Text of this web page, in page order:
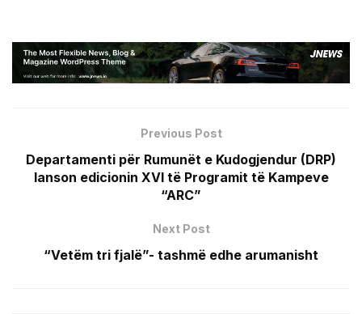
Previous Post
Departamenti për Rumunët e Kudogjendur (DRP)
lanson edicionin XVI të Programit të Kampeve
“ARC”
Next Post
“Vetëm tri fjalë”- tashmë edhe arumanisht